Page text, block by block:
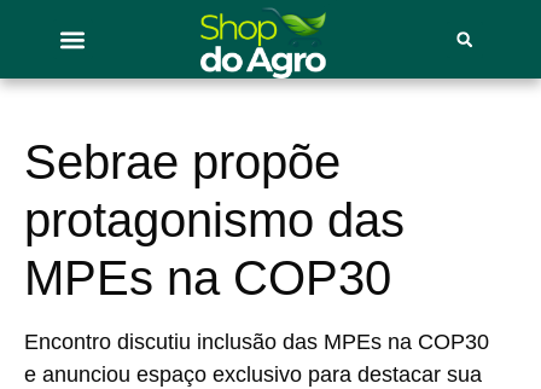
Sebrae propõe
protagonismo das
MPEs na COP30
Encontro discutiu inclusão das MPEs na COP30
e anunciou espaço exclusivo para destacar sua